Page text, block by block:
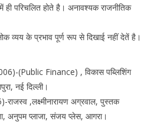
ही परिचलित होते है। अनावश्यक राजनीतिक
व्यय के प्रभाव पूर्ण रूप से दिखाई नहीं देतें है।
(Public Finance) , विकास पब्लिशिंग
नई दिल्ली।
,लक्ष्मीनारायण अग्रवाल, पुस्तक
अनुपम प्लाजा, संजय प्लेस, आगरा।